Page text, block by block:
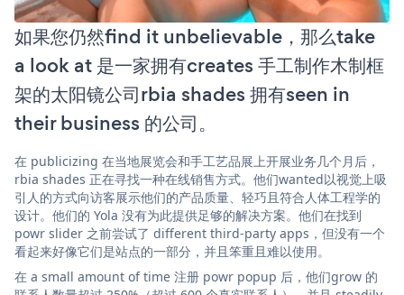
如果您仍然find it unbelievable，那么take
a look at 是一家拥有creates 手工制作木制框
架的太阳镜公司rbia shades 拥有seen in
their business 的公司。
在 publicizing 在当地展览会和手工艺品展上开展业务几个月后，
rbia shades 正在寻找一种在线销售方式。他们wanted以视觉上吸
引人的方式向访客展示他们的产品质量、轻巧且符合人体工程学的
设计。他们的 Yola 没有为此提供足够的解决方案。他们在找到
powr slider 之前尝试了 different third-party apps，但没有一个
看起来好像它们是站点的一部分，并且笨重且难以使用。
在 a small amount of time 注册 powr popup 后，他们grow 的